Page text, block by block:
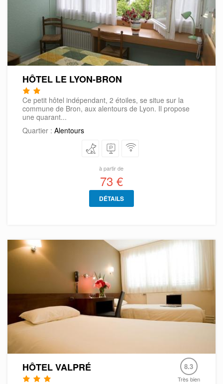
HÔTEL LE LYON-BRON
Ce petit hôtel indépendant, 2 étoiles, se situe sur la
commune de Bron, aux alentours de Lyon. Il propose
une quarant...
Quartier : Alentours
à partir de
73 €
DÉTAILS
HÔTEL VALPRÉ 8.3
Très bien